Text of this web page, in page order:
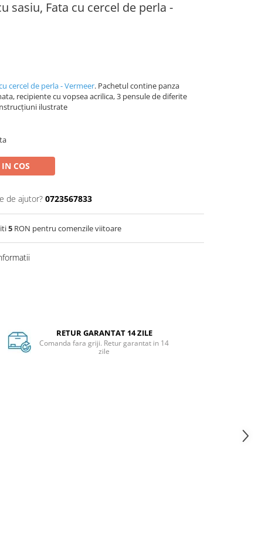
sasiu, Fata cu cercel de perla -
cercel de perla - Vermeer. Pachetul contine panza
recipiente cu vopsea acrilica, 3 pensule de diferite
ilustrate
COS
de ajutor? 0723567833
5 RON pentru comenzile viitoare
RETUR GARANTAT 14 ZILE
Comanda fara griji. Retur garantat in 14
zile